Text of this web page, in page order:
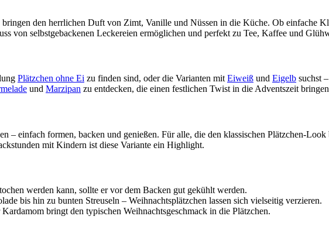
den herrlichen Duft von Zimt, Vanille und Nüssen in die Küche. Ob einfache
von selbstgebackenen Leckereien ermöglichen und perfekt zu Tee, Kaffee und
Plätzchen ohne Ei zu finden sind, oder die Varianten mit Eiweiß und Eigelb suchst
und Marzipan zu entdecken, die einen festlichen Twist in die Adventszeit
– einfach formen, backen und genießen. Für alle, die den klassischen Plätzchen-
mit Kindern ist diese Variante ein Highlight.
werden kann, sollte er vor dem Backen gut gekühlt werden.
bis hin zu bunten Streuseln – Weihnachtsplätzchen lassen sich vielseitig verzieren.
bringt den typischen Weihnachtsgeschmack in die Plätzchen.